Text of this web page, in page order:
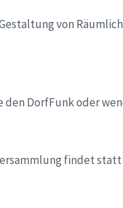
von
DorfFunk oder
findet statt